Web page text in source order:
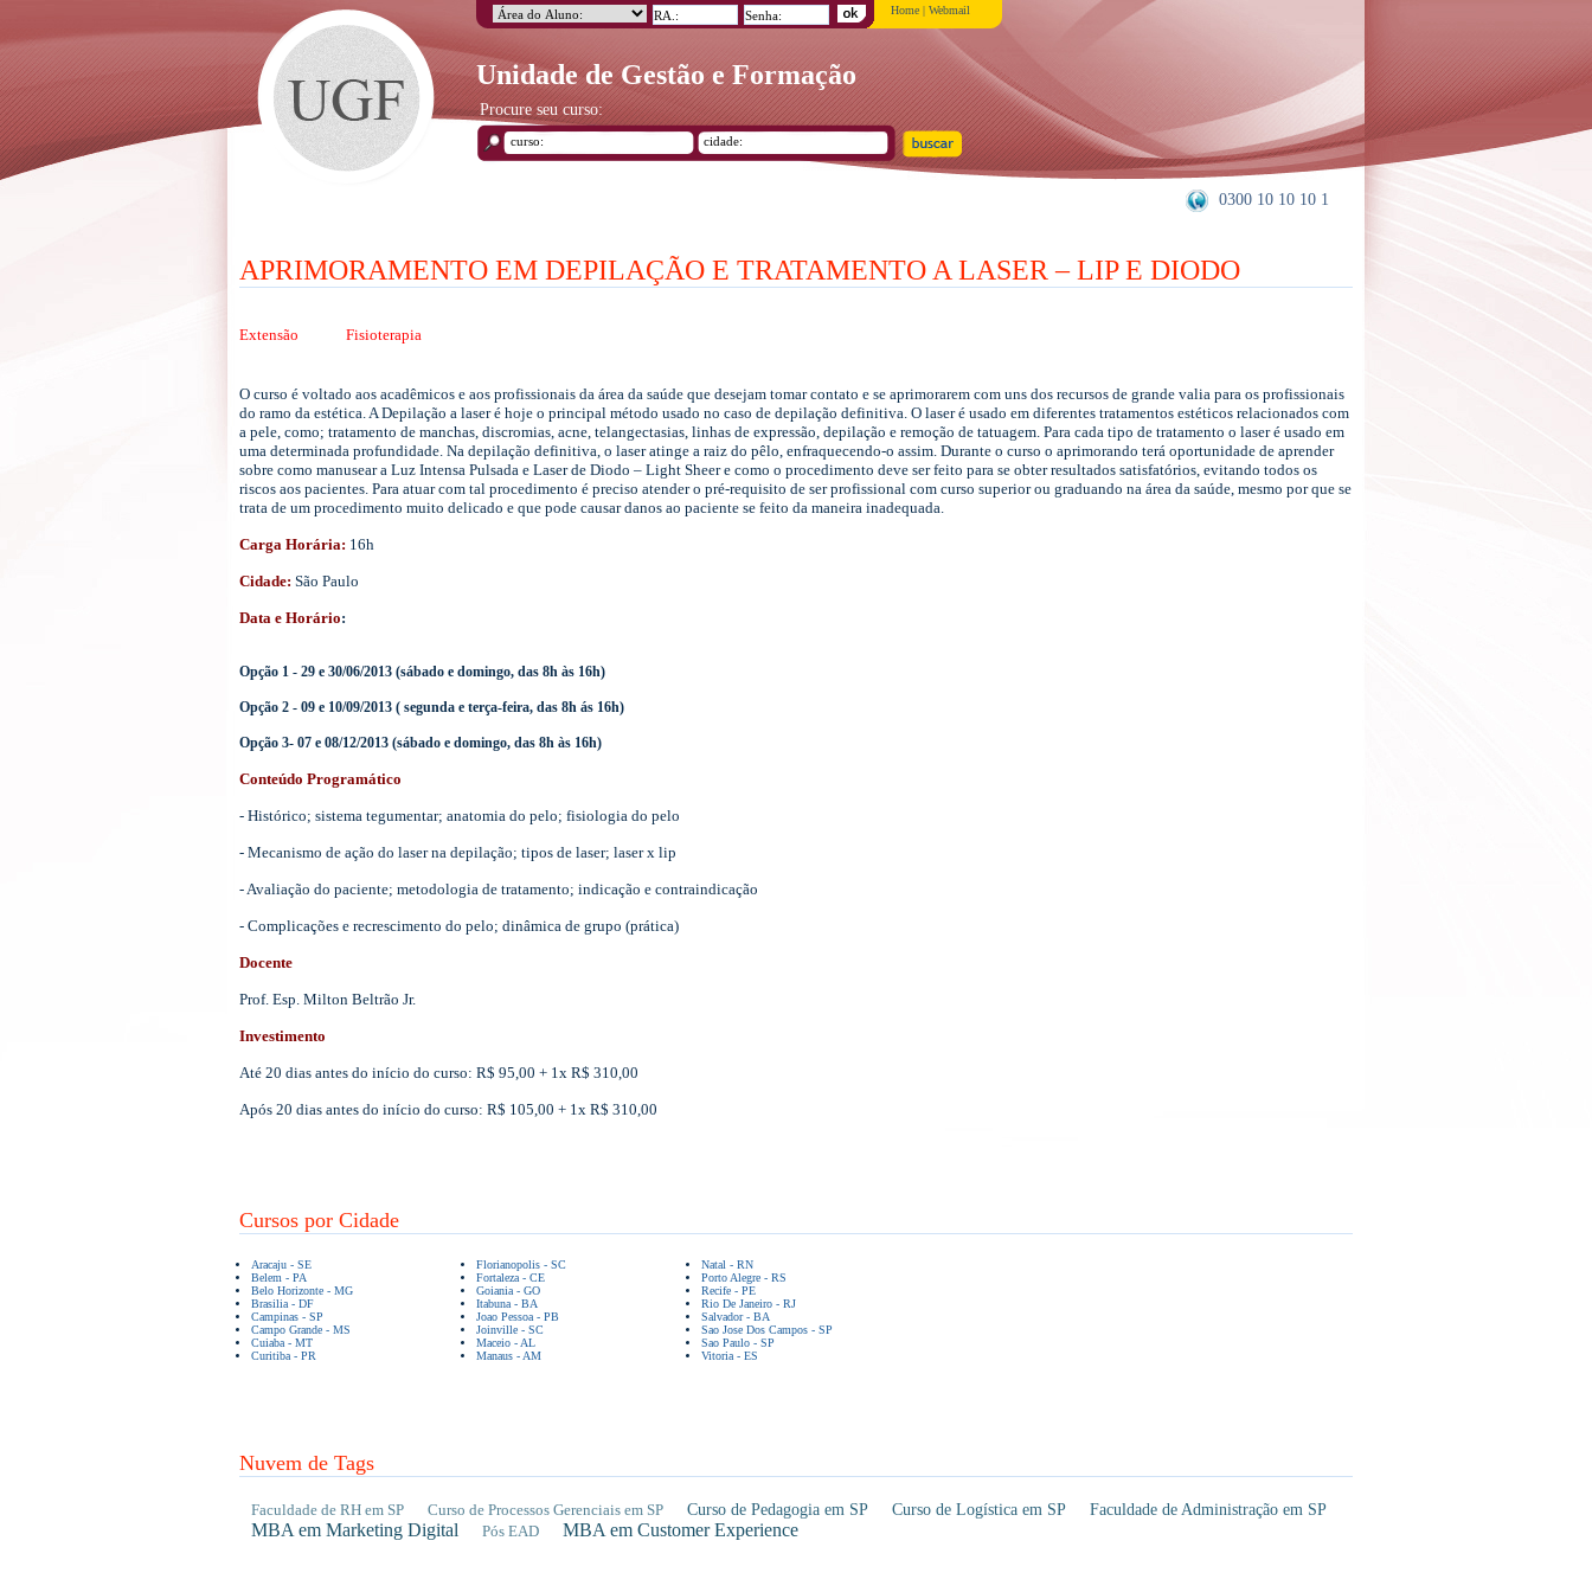
Unidade de Gestão e Formação
Home | Webmail
Procure seu curso:
0300 10 10 10 1
APRIMORAMENTO EM DEPILAÇÃO E TRATAMENTO A LASER – LIP E DIODO
Extensão Fisioterapia
O curso é voltado aos acadêmicos e aos profissionais da área da saúde que desejam tomar contato e se aprimorarem com uns dos recursos de grande valia para os profissionais
do ramo da estética. A Depilação a laser é hoje o principal método usado no caso de depilação definitiva. O laser é usado em diferentes tratamentos estéticos relacionados com
a pele, como; tratamento de manchas, discromias, acne, telangectasias, linhas de expressão, depilação e remoção de tatuagem. Para cada tipo de tratamento o laser é usado em
uma determinada profundidade. Na depilação definitiva, o laser atinge a raiz do pêlo, enfraquecendo-o assim. Durante o curso o aprimorando terá oportunidade de aprender
sobre como manusear a Luz Intensa Pulsada e Laser de Diodo – Light Sheer e como o procedimento deve ser feito para se obter resultados satisfatórios, evitando todos os
riscos aos pacientes. Para atuar com tal procedimento é preciso atender o pré-requisito de ser profissional com curso superior ou graduando na área da saúde, mesmo por que se
trata de um procedimento muito delicado e que pode causar danos ao paciente se feito da maneira inadequada.
Carga Horária: 16h
Cidade: São Paulo
Data e Horário:
Opção 1 - 29 e 30/06/2013 (sábado e domingo, das 8h às 16h)
Opção 2 - 09 e 10/09/2013 ( segunda e terça-feira, das 8h ás 16h)
Opção 3- 07 e 08/12/2013 (sábado e domingo, das 8h às 16h)
Conteúdo Programático
- Histórico; sistema tegumentar; anatomia do pelo; fisiologia do pelo
- Mecanismo de ação do laser na depilação; tipos de laser; laser x lip
- Avaliação do paciente; metodologia de tratamento; indicação e contraindicação
- Complicações e recrescimento do pelo; dinâmica de grupo (prática)
Docente
Prof. Esp. Milton Beltrão Jr.
Investimento
Até 20 dias antes do início do curso: R$ 95,00 + 1x R$ 310,00
Após 20 dias antes do início do curso: R$ 105,00 + 1x R$ 310,00
Cursos por Cidade
Aracaju - SE
Belem - PA
Belo Horizonte - MG
Brasilia - DF
Campinas - SP
Campo Grande - MS
Cuiaba - MT
Curitiba - PR
Florianopolis - SC
Fortaleza - CE
Goiania - GO
Itabuna - BA
Joao Pessoa - PB
Joinville - SC
Maceio - AL
Manaus - AM
Natal - RN
Porto Alegre - RS
Recife - PE
Rio De Janeiro - RJ
Salvador - BA
Sao Jose Dos Campos - SP
Sao Paulo - SP
Vitoria - ES
Nuvem de Tags
Faculdade de RH em SP Curso de Processos Gerenciais em SP Curso de Pedagogia em SP Curso de Logística em SP Faculdade de Administração em SP
MBA em Marketing Digital Pós EAD MBA em Customer Experience